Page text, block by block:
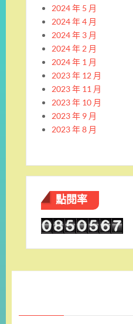
2024 年 5 月
2024 年 4 月
2024 年 3 月
2024 年 2 月
2024 年 1 月
2023 年 12 月
2023 年 11 月
2023 年 10 月
2023 年 9 月
2023 年 8 月
點閱率